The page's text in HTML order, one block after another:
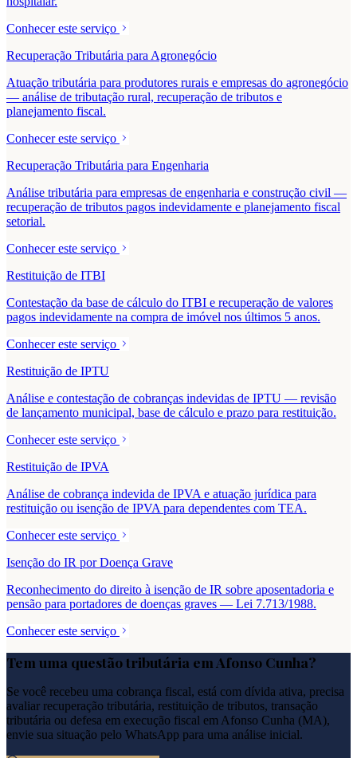
Conhecer este serviço
Recuperação Tributária para Agronegócio
Atuação tributária para produtores rurais e empresas do agronegócio
— análise de tributação rural, recuperação de tributos e
planejamento fiscal.
Conhecer este serviço
Recuperação Tributária para Engenharia
Análise tributária para empresas de engenharia e construção civil —
recuperação de tributos pagos indevidamente e planejamento fiscal
setorial.
Conhecer este serviço
Restituição de ITBI
Contestação da base de cálculo do ITBI e recuperação de valores
pagos indevidamente na compra de imóvel nos últimos 5 anos.
Conhecer este serviço
Restituição de IPTU
Análise e contestação de cobranças indevidas de IPTU — revisão
de lançamento municipal, base de cálculo e prazo para restituição.
Conhecer este serviço
Restituição de IPVA
Análise de cobrança indevida de IPVA e atuação jurídica para
restituição ou isenção de IPVA para dependentes com TEA.
Conhecer este serviço
Isenção do IR por Doença Grave
Reconhecimento do direito à isenção de IR sobre aposentadoria e
pensão para portadores de doenças graves — Lei 7.713/1988.
Conhecer este serviço
Tem uma questão tributária em Afonso Cunha?
Se você recebeu uma cobrança fiscal, está com dívida ativa, precisa
avaliar recuperação tributária, restituição de tributos, transação
tributária ou defesa em execução fiscal em Afonso Cunha (MA),
envie sua situação pelo WhatsApp para uma análise inicial.